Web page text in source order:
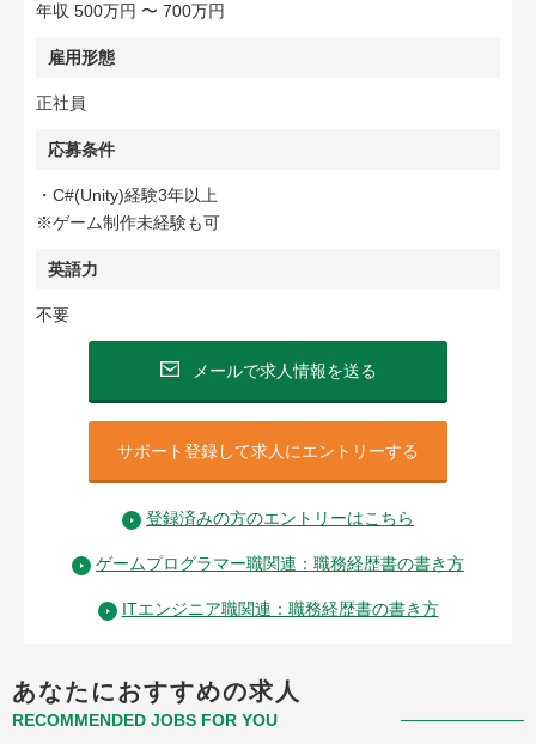
年収 500万円 〜 700万円
雇用形態
正社員
応募条件
・C#(Unity)経験3年以上
※ゲーム制作未経験も可
英語力
不要
メールで求人情報を送る
サポート登録して求人にエントリーする
登録済みの方のエントリーはこちら
ゲームプログラマー職関連：職務経歴書の書き方
ITエンジニア職関連：職務経歴書の書き方
あなたにおすすめの求人
RECOMMENDED JOBS FOR YOU